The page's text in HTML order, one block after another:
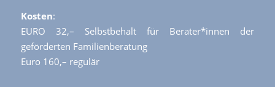
Kosten:
EURO 32,– Selbstbehalt für Berater*innen der
geförderten Familienberatung
Euro 160,– regulär